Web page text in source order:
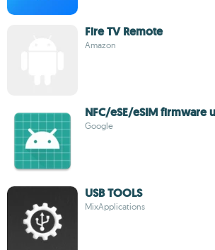
Fire TV Remote
Amazon
NFC/eSE/eSIM firmware
Google
USB TOOLS
MixApplications